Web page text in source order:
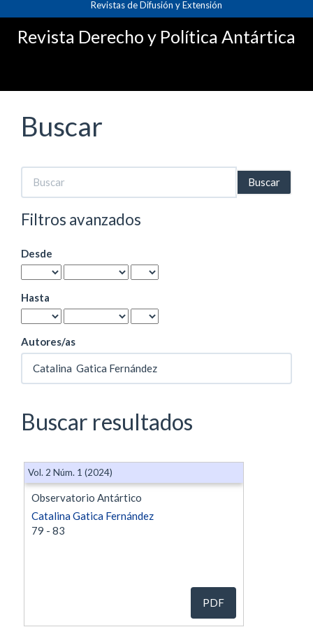
principal
Contenido
Revistas de Difusión y Extensión
Revista Derecho y Política Antártica
Buscar
Buscar
artículos
por
Filtros avanzados
Desde
Hasta
Autores/as
Buscar resultados
Observatorio Antártico
Catalina Gatica Fernández
79 - 83
Vol. 2 Núm. 1 (2024)
PDF